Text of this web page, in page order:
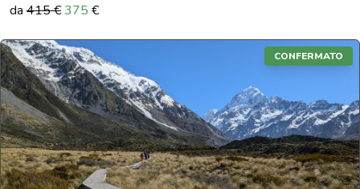
da 415€375 €
CONFERMATO